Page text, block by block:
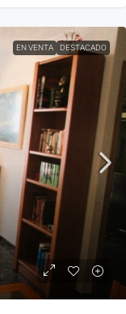
EN VENTA DESTACADO